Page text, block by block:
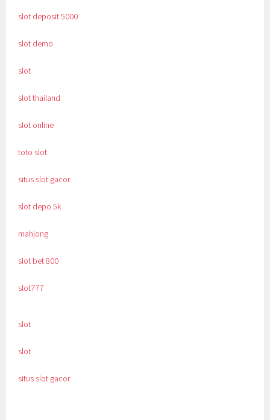
slot deposit 5000
slot demo
slot
slot thailand
slot online
toto slot
situs slot gacor
slot depo 5k
mahjong
slot bet 800
slot777
slot
slot
situs slot gacor